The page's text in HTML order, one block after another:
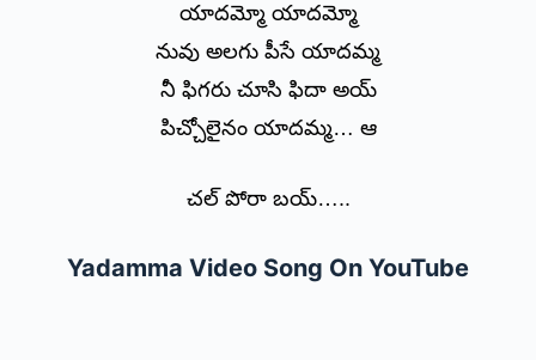
యాదమ్మో యాదమ్మో
నువు అలగు పీసే యాదమ్మ
నీ ఫిగరు చూసి ఫిదా అయ్
పిచ్చోలైనం యాదమ్మ… ఆ
చల్ పోరా బయ్…..
Yadamma Video Song On YouTube